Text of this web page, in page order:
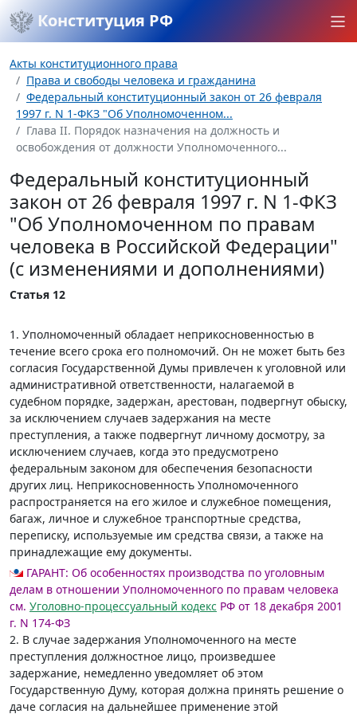
Конституция РФ
Акты конституционного права
Права и свободы человека и гражданина
Федеральный конституционный закон от 26 февраля
1997 г. N 1-ФКЗ "Об Уполномоченном...
Глава II. Порядок назначения на должность и
освобождения от должности Уполномоченного...
Федеральный конституционный
закон от 26 февраля 1997 г. N 1-ФКЗ
"Об Уполномоченном по правам
человека в Российской Федерации"
(с изменениями и дополнениями)
Статья 12
1. Уполномоченный обладает неприкосновенностью в
течение всего срока его полномочий. Он не может быть без
согласия Государственной Думы привлечен к уголовной или
административной ответственности, налагаемой в
судебном порядке, задержан, арестован, подвергнут обыску,
за исключением случаев задержания на месте
преступления, а также подвергнут личному досмотру, за
исключением случаев, когда это предусмотрено
федеральным законом для обеспечения безопасности
других лиц. Неприкосновенность Уполномоченного
распространяется на его жилое и служебное помещения,
багаж, личное и служебное транспортные средства,
переписку, используемые им средства связи, а также на
принадлежащие ему документы.
ГАРАНТ: Об особенностях производства по уголовным
делам в отношении Уполномоченного по правам человека
см. Уголовно-процессуальный кодекс РФ от 18 декабря 2001
г. N 174-ФЗ
2. В случае задержания Уполномоченного на месте
преступления должностное лицо, произведшее
задержание, немедленно уведомляет об этом
Государственную Думу, которая должна принять решение о
даче согласия на дальнейшее применение этой